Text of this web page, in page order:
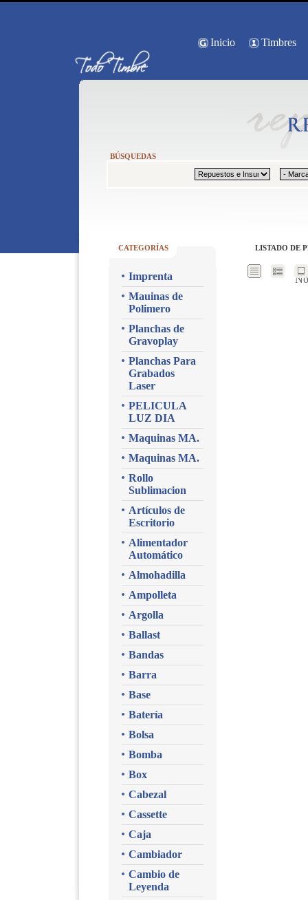
Inicio Timbres
BÚSQUEDAS
CATEGORÍAS
Imprenta
Mauinas de
Polimero
Planchas de
Gravoplay
Planchas Para
Grabados
Laser
PELICULA
LUZ DIA
Maquinas MA.
Maquinas MA.
Rollo
Sublimacion
Artículos de
Escritorio
Alimentador
Automático
Almohadilla
Ampolleta
Argolla
Ballast
Bandas
Barra
Base
Batería
Bolsa
Bomba
Box
Cabezal
Cassette
Caja
Cambiador
Cambio de
Leyenda
LISTADO DE